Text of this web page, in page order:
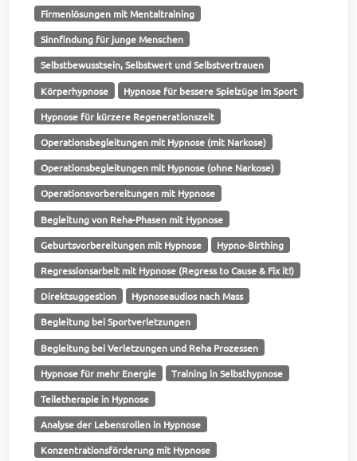
Firmenlösungen mit Mentaltraining
Sinnfindung für junge Menschen
Selbstbewusstsein, Selbstwert und Selbstvertrauen
Körperhypnose Hypnose für bessere Spielzüge im Sport
Hypnose für kürzere Regenerationszeit
Operationsbegleitungen mit Hypnose (mit Narkose)
Operationsbegleitungen mit Hypnose (ohne Narkose)
Operationsvorbereitungen mit Hypnose
Begleitung von Reha-Phasen mit Hypnose
Geburtsvorbereitungen mit Hypnose Hypno-Birthing
Regressionsarbeit mit Hypnose (Regress to Cause & Fix it!)
Direktsuggestion Hypnoseaudios nach Mass
Begleitung bei Sportverletzungen
Begleitung bei Verletzungen und Reha Prozessen
Hypnose für mehr Energie Training in Selbsthypnose
Teiletherapie in Hypnose
Analyse der Lebensrollen in Hypnose
Konzentrationsförderung mit Hypnose